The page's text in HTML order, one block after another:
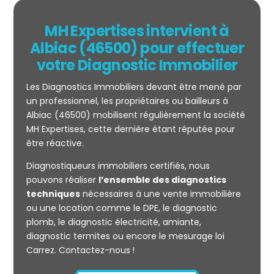
Mesurage
CARREZ
MH Expertises intervient à
Albiac (46500) pour effectuer
votre Diagnostic Immobilier
Les Diagnostics Immobiliers devant être mené par
un professionnel, les propriétaires ou bailleurs à
Albiac (46500) mobilisent régulièrement la société
MH Expertises, cette dernière étant réputée pour
être réactive.
Diagnostiqueurs immobiliers certifiés, nous
pouvons réaliser l’ensemble des diagnostics
techniquesnécessaires à une vente immobilière
ou une location comme le DPE, le diagnostic
plomb, le diagnostic électricité, amiante,
diagnostic termites ou encore le mesurage loi
Carrez. Contactez-nous !